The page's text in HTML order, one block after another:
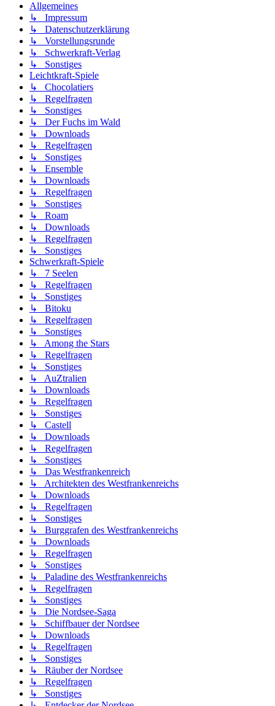
Allgemeines
↳ Impressum
↳ Datenschutzerklärung
↳ Vorstellungsrunde
↳ Schwerkraft-Verlag
↳ Sonstiges
Leichtkraft-Spiele
↳ Chocolatiers
↳ Regelfragen
↳ Sonstiges
↳ Der Fuchs im Wald
↳ Downloads
↳ Regelfragen
↳ Sonstiges
↳ Ensemble
↳ Downloads
↳ Regelfragen
↳ Sonstiges
↳ Roam
↳ Downloads
↳ Regelfragen
↳ Sonstiges
Schwerkraft-Spiele
↳ 7 Seelen
↳ Regelfragen
↳ Sonstiges
↳ Bitoku
↳ Regelfragen
↳ Sonstiges
↳ Among the Stars
↳ Regelfragen
↳ Sonstiges
↳ AuZtralien
↳ Downloads
↳ Regelfragen
↳ Sonstiges
↳ Castell
↳ Downloads
↳ Regelfragen
↳ Sonstiges
↳ Das Westfrankenreich
↳ Architekten des Westfrankenreichs
↳ Downloads
↳ Regelfragen
↳ Sonstiges
↳ Burggrafen des Westfrankenreichs
↳ Downloads
↳ Regelfragen
↳ Sonstiges
↳ Paladine des Westfrankenreichs
↳ Regelfragen
↳ Sonstiges
↳ Die Nordsee-Saga
↳ Schiffbauer der Nordsee
↳ Downloads
↳ Regelfragen
↳ Sonstiges
↳ Räuber der Nordsee
↳ Regelfragen
↳ Sonstiges